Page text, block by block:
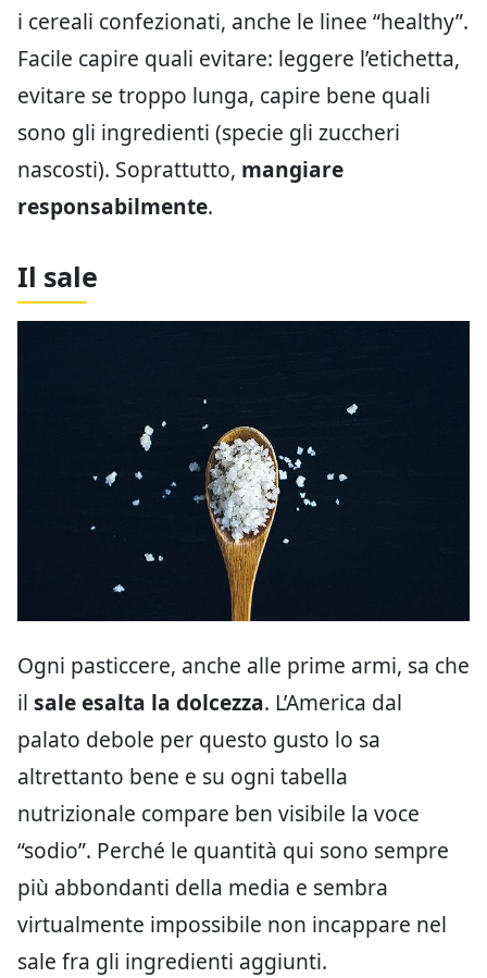
i cereali confezionati, anche le linee “healthy”.
Facile capire quali evitare: leggere l’etichetta,
evitare se troppo lunga, capire bene quali
sono gli ingredienti (specie gli zuccheri
nascosti). Soprattutto, mangiare
responsabilmente.
Il sale
Ogni pasticcere, anche alle prime armi, sa che
il sale esalta la dolcezza. L’America dal
palato debole per questo gusto lo sa
altrettanto bene e su ogni tabella
nutrizionale compare ben visibile la voce
“sodio”. Perché le quantità qui sono sempre
più abbondanti della media e sembra
virtualmente impossibile non incappare nel
sale fra gli ingredienti aggiunti.